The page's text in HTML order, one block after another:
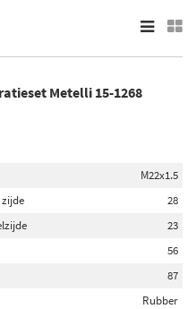
Metelli 15-1268
M22x1.5
28
23
56
87
Rubber